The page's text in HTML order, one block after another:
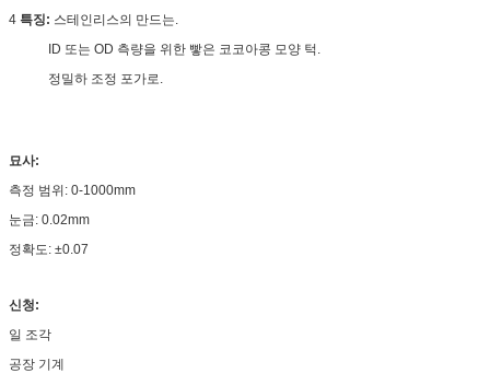
4 특징: 스테인리스의 만드는.
ID 또는 OD 측량을 위한 빻은 코코아콩 모양 턱.
정밀하 조정 포가로.
묘사:
측정 범위: 0-1000mm
눈금: 0.02mm
정확도: ±0.07
신청:
일 조각
공장 기계